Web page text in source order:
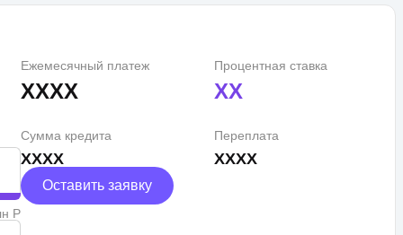
Р
Ежемесячный платеж
XXXX
Процентная ставка
XX
Сумма кредита
XXXX
Переплата
XXXX
Оставить заявку